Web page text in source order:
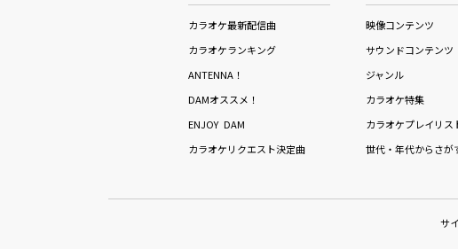
カラオケ最新配信曲
カラオケランキング
ANTENNA！
DAMオススメ！
ENJOY DAM
カラオケリクエスト決定曲
映像コンテンツ
サウンドコンテンツ
ジャンル
カラオケ特集
カラオケプレイリス
世代・年代からさが
サ